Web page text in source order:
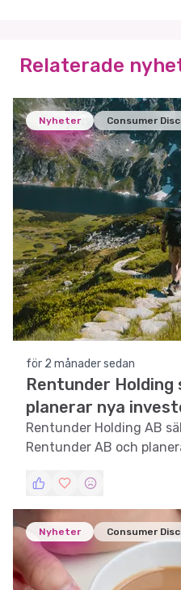
Relaterade
Nyheter Consumer
för 2 månader sedan
Rentunder
planerar nya
Rentunder Holding AB
Rentunder AB och
Nyheter Consumer